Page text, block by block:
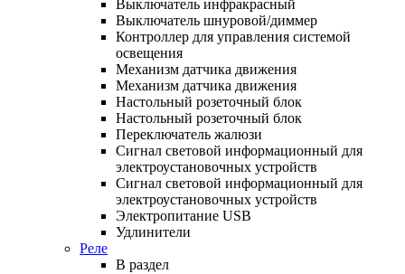
Выключатель инфракрасный
Выключатель шнуровой/диммер
Контроллер для управления системой
освещения
Механизм датчика движения
Механизм датчика движения
Настольный розеточный блок
Настольный розеточный блок
Переключатель жалюзи
Сигнал световой информационный для
электроустановочных устройств
Сигнал световой информационный для
электроустановочных устройств
Электропитание USB
Удлинители
Реле
В раздел